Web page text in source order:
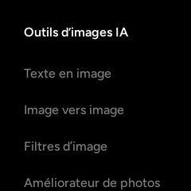
Outils d’images IA
Texte en image
Image vers image
Filtres d’image
Améliorateur de photos